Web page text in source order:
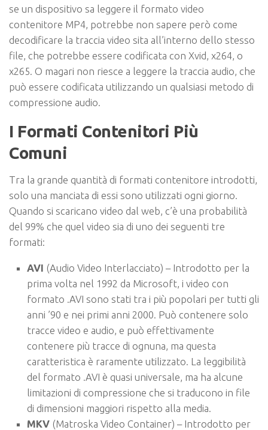
se un dispositivo sa leggere il formato video
contenitore MP4, potrebbe non sapere però come
decodificare la traccia video sita all’interno dello stesso
file, che potrebbe essere codificata con Xvid, x264, o
x265. O magari non riesce a leggere la traccia audio, che
può essere codificata utilizzando un qualsiasi metodo di
compressione audio.
I Formati Contenitori Più
Comuni
Tra la grande quantità di formati contenitore introdotti,
solo una manciata di essi sono utilizzati ogni giorno.
Quando si scaricano video dal web, c’è una probabilità
del 99% che quel video sia di uno dei seguenti tre
formati:
AVI (Audio Video Interlacciato) – Introdotto per la
prima volta nel 1992 da Microsoft, i video con
formato .AVI sono stati tra i più popolari per tutti gli
anni ’90 e nei primi anni 2000. Può contenere solo
tracce video e audio, e può effettivamente
contenere più tracce di ognuna, ma questa
caratteristica è raramente utilizzato. La leggibilità
del formato .AVI è quasi universale, ma ha alcune
limitazioni di compressione che si traducono in file
di dimensioni maggiori rispetto alla media.
MKV (Matroska Video Container) – Introdotto per